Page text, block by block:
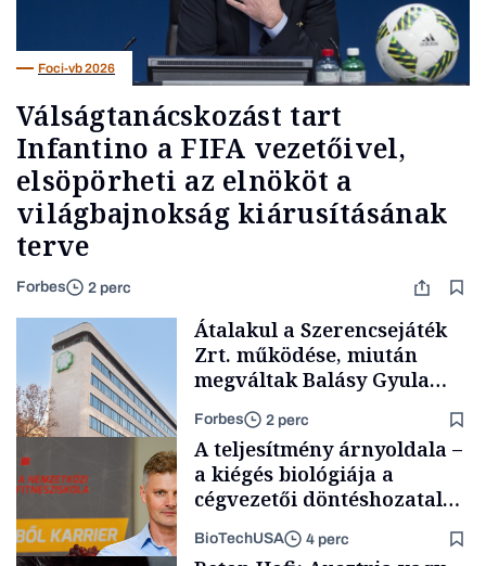
Foci-vb 2026
Válságtanácskozást tart
Infantino a FIFA vezetőivel,
elsöpörheti az elnököt a
világbajnokság kiárusításának
terve
Forbes 2 perc
Társadalom
Átalakul a Szerencsejáték
Zrt. működése, miután
megváltak Balásy Gyula
cégétől
Forbes 2 perc
A teljesítmény árnyoldala –
a kiégés biológiája a
cégvezetői döntéshozatal
BioTechUSA 4 perc